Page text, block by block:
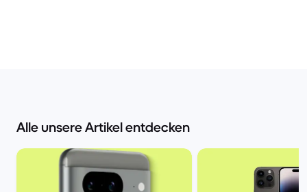
Alle unsere Artikel entdecken